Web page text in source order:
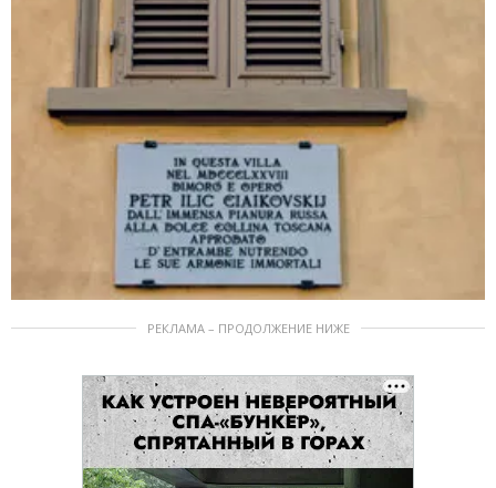
РЕКЛАМА – ПРОДОЛЖЕНИЕ НИЖЕ